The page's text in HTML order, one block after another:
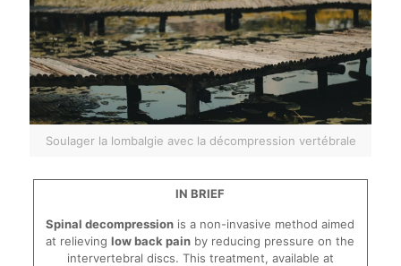
Soulager la lombalgie avec la décompression vertébrale
IN BRIEF
Spinal decompression is a non-invasive method aimed
at relievinglow back pain by reducing pressure on the
intervertebral discs. This treatment, available at